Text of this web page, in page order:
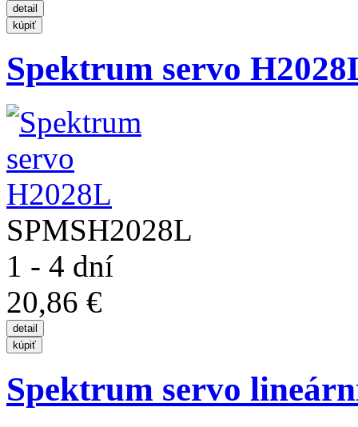
Spektrum servo
SPMSH2028L
1 - 4 dní
20,86 €
Spektrum servo